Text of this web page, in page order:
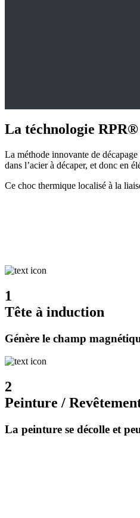
La téchnologie RPR®
La méthode innovante de
dans l’acier à décaper, et donc en
Ce choc thermique localisé à la
1
Tête à induction
Génère le champ
2
Peinture /
La peinture se décolle et